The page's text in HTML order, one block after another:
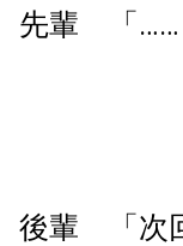
先輩 「……
後輩 「次